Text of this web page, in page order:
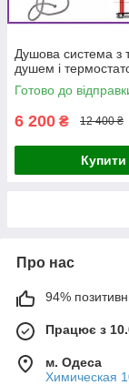
Душова система з
душем і
Готово до
6 200 ₴ 12 400 ₴
Купити
Про нас
94%
Працює з
м. Одеса
Химическая